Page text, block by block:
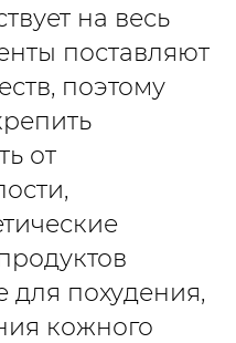
на весь
поставляют
поэтому
от
для похудения,
кожного